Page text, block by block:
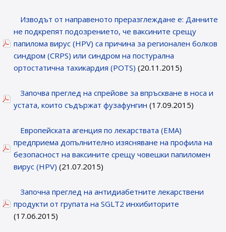
Изводът от направеното преразглеждане е: Данните
не подкрепят подозрението, че ваксините срещу
папилома вирус (HPV) са причина за регионален болков
синдром (CRPS) или синдром на постурална
ортостатична тахикардия (POTS) (20.11.2015)
Започва преглед на спрейове за впръскване в носа и
устата, които съдържат фузафунгин (17.09.2015)
Eвропейската агенция по лекарствата (ЕМА)
предприема допълнително изясняване на профила на
безопасност на ваксините срещу човешки папиломен
вирус (HPV) (21.07.2015)
Започна преглед на антидиабетните лекарствени
продукти от групата на SGLT2 инхибиторите
(17.06.2015)